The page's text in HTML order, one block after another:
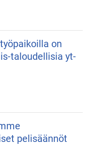
on
taloudellisia yt-
pelisäännöt